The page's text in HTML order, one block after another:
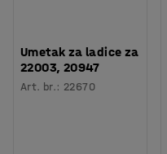
Umetak za ladice za
22003, 20947
Art. br.: 22670